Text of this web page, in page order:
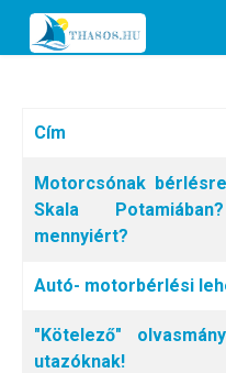
Cím
Motorcsónak
Skala
mennyiért?
Autó- motorbérlési
"Kötelező"
utazóknak!